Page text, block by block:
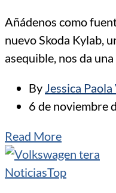
Añádenos como
nuevo Skoda Kylab,
asequible, nos da
By Jessica
6 de noviembre
Read More
NoticiasTop